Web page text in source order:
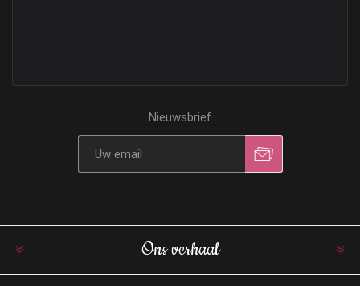
Nieuwsbrief
Ons verhaal